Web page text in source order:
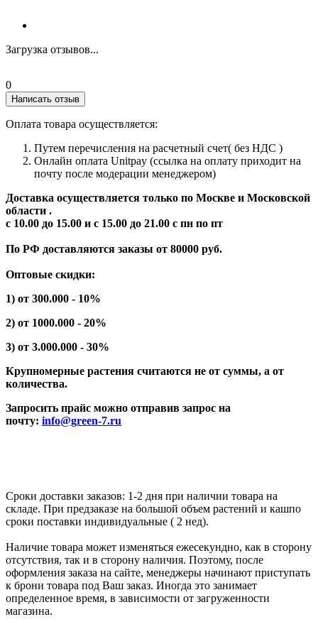
Загрузка отзывов...
0
Написать отзыв
Оплата товара осуществляется:
Путем перечисления на расчетный счет( без НДС )
Онлайн оплата Unitpay (ссылка на оплату приходит на
почту после модерации менеджером)
Доставка осуществляется только по Москве и Московской
области .
с 10.00 до 15.00 и с 15.00 до 21.00 с пн по пт
По РФ доставляются заказы от 80000 руб.
Оптовые скидки:
1) от 300.000 - 10%
2) от 1000.000 - 20%
3) от 3.000.000 - 30%
Крупномерные растения считаются не от суммы, а от
количества.
Запросить прайс можно отправив запрос на
почту: info@green-7.ru
Сроки доставки заказов: 1-2 дня при наличии товара на
складе. При предзаказе на большой объем растений и кашпо
сроки поставки индивидуальные ( 2 нед).
Наличие товара может изменяться ежесекундно, как в сторону
отсутствия, так и в сторону наличия. Поэтому, после
оформления заказа на сайте, менеджеры начинают приступать
к брони товара под Ваш заказ. Иногда это занимает
определенное время, в зависимости от загруженности
магазина.